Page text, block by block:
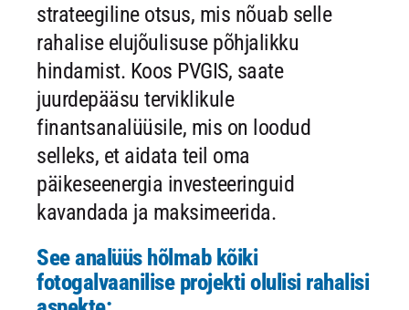
strateegiline otsus, mis nõuab selle
rahalise elujõulisuse põhjalikku
hindamist. Koos PVGIS, saate
juurdepääsu terviklikule
finantsanalüüsile, mis on loodud
selleks, et aidata teil oma
päikeseenergia investeeringuid
kavandada ja maksimeerida.
See analüüs hõlmab kõiki
fotogalvaanilise projekti olulisi rahalisi